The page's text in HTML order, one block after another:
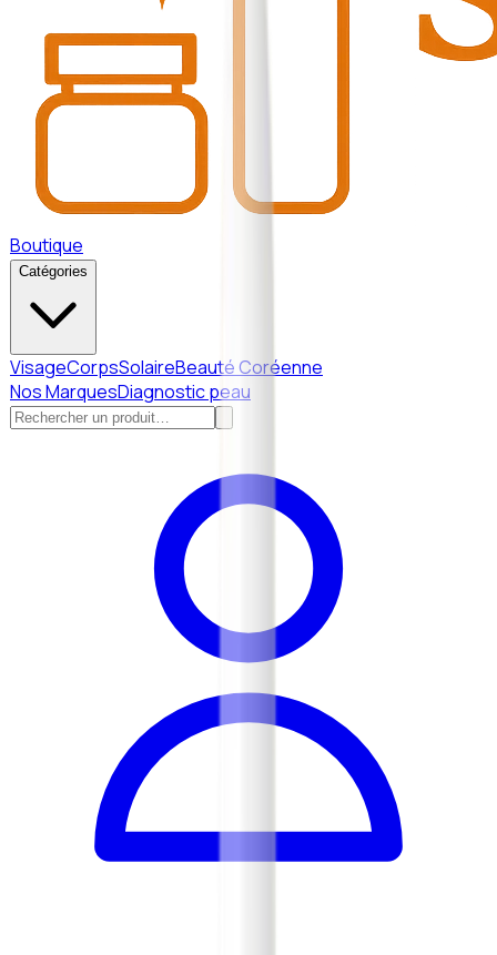
Boutique
Catégories
VisageCorpsSolaireBeauté Coréenne
Nos MarquesDiagnostic peau